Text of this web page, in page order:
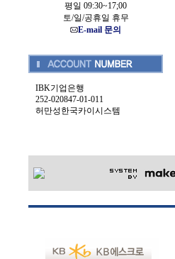
평일 09:30~17;00
토/일/공휴일 휴무
E-mail 문의
IBK기업은행
252-020847-01-011
허만성한국카이시스템